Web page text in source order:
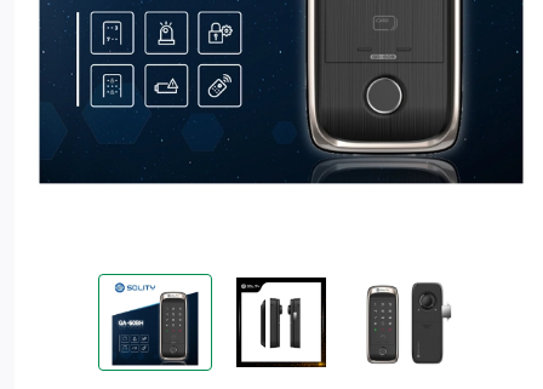
Khóa cửa vân tay GA-60BH (cửa lùa)
Khóa cửa vân tay GA-60BH (cửa lùa)
Khóa cửa vân tay GA-